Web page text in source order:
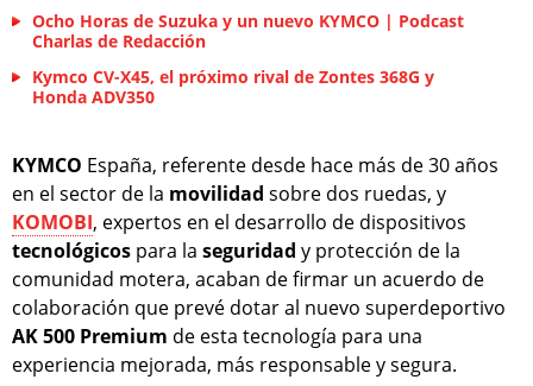
Ocho Horas de Suzuka y un nuevo KYMCO | Podcast
Charlas de Redacción
Kymco CV-X45, el próximo rival de Zontes 368G y
Honda ADV350
KYMCO España, referente desde hace más de 30 años
en el sector de la movilidad sobre dos ruedas, y
KOMOBI, expertos en el desarrollo de dispositivos
tecnológicos para la seguridad y protección de la
comunidad motera, acaban de firmar un acuerdo de
colaboración que prevé dotar al nuevo superdeportivo
AK 500 Premium de esta tecnología para una
experiencia mejorada, más responsable y segura.